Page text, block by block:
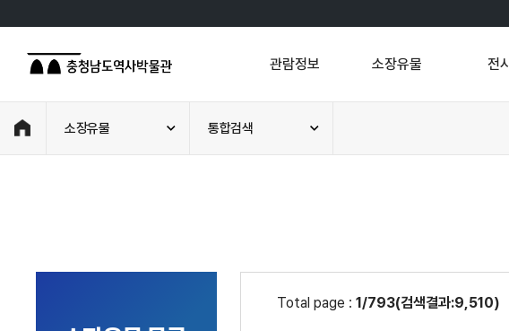
관람정보 소장유물 전시
소장유물 통합검색
Total page : 1/793(검색결과:9,510)